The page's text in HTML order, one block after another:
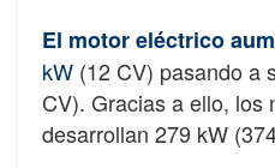
El motor eléctrico
kW (12 CV) pasando a
CV). Gracias a ello, los
desarrollan 279 kW